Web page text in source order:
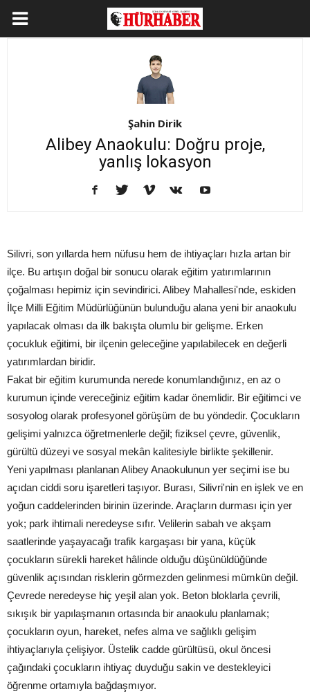
Şahin Dirik
Alibey Anaokulu: Doğru proje,
yanlış lokasyon
Silivri, son yıllarda hem nüfusu hem de ihtiyaçları hızla artan bir
ilçe. Bu artışın doğal bir sonucu olarak eğitim yatırımlarının
çoğalması hepimiz için sevindirici. Alibey Mahallesi'nde, eskiden
İlçe Milli Eğitim Müdürlüğünün bulunduğu alana yeni bir anaokulu
yapılacak olması da ilk bakışta olumlu bir gelişme. Erken
çocukluk eğitimi, bir ilçenin geleceğine yapılabilecek en değerli
yatırımlardan biridir.
Fakat bir eğitim kurumunda nerede konumlandığınız, en az o
kurumun içinde vereceğiniz eğitim kadar önemlidir. Bir eğitimci ve
sosyolog olarak profesyonel görüşüm de bu yöndedir. Çocukların
gelişimi yalnızca öğretmenlerle değil; fiziksel çevre, güvenlik,
gürültü düzeyi ve sosyal mekân kalitesiyle birlikte şekillenir.
Yeni yapılması planlanan Alibey Anaokulunun yer seçimi ise bu
açıdan ciddi soru işaretleri taşıyor. Burası, Silivri'nin en işlek ve en
yoğun caddelerinden birinin üzerinde. Araçların durması için yer
yok; park ihtimali neredeyse sıfır. Velilerin sabah ve akşam
saatlerinde yaşayacağı trafik kargaşası bir yana, küçük
çocukların sürekli hareket hâlinde olduğu düşünüldüğünde
güvenlik açısından risklerin görmezden gelinmesi mümkün değil.
Çevrede neredeyse hiç yeşil alan yok. Beton bloklarla çevrili,
sıkışık bir yapılaşmanın ortasında bir anaokulu planlamak;
çocukların oyun, hareket, nefes alma ve sağlıklı gelişim
ihtiyaçlarıyla çelişiyor. Üstelik cadde gürültüsü, okul öncesi
çağındaki çocukların ihtiyaç duyduğu sakin ve destekleyici
öğrenme ortamıyla bağdaşmıyor.